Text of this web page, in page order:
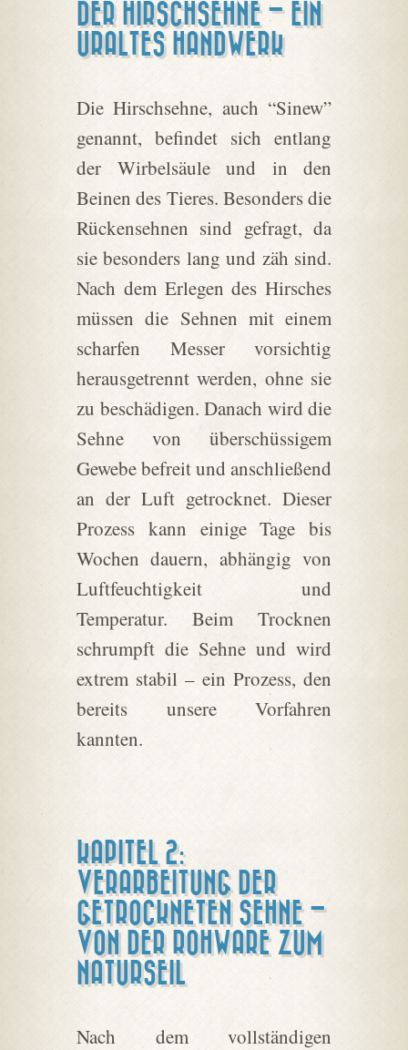
DER HIRSCHSEHNE – EIN
URALTES HANDWERK
Die Hirschsehne, auch “Sinew”
genannt, befindet sich entlang
der Wirbelsäule und in den
Beinen des Tieres. Besonders die
Rückensehnen sind gefragt, da
sie besonders lang und zäh sind.
Nach dem Erlegen des Hirsches
müssen die Sehnen mit einem
scharfen Messer vorsichtig
herausgetrennt werden, ohne sie
zu beschädigen. Danach wird die
Sehne von überschüssigem
Gewebe befreit und anschließend
an der Luft getrocknet. Dieser
Prozess kann einige Tage bis
Wochen dauern, abhängig von
Luftfeuchtigkeit und
Temperatur. Beim Trocknen
schrumpft die Sehne und wird
extrem stabil – ein Prozess, den
bereits unsere Vorfahren
kannten.
KAPITEL 2:
VERARBEITUNG DER
GETROCKNETEN SEHNE –
VON DER ROHWARE ZUM
NATURSEIL
Nach dem vollständigen